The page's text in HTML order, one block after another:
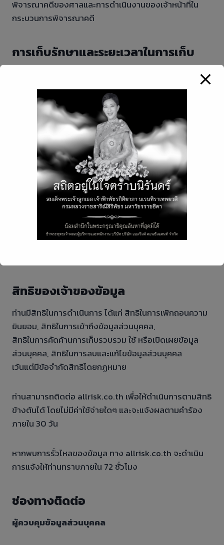
พิจารณาคดีของศาลและการดำเนินงานของเจ้าหน้าที่ใน
กระบวนการพิจารณาคดี
การเก็บรักษาและระยะเวลาในการเก็บ
รักษาข้อมูลส่วนบุคคล
allrisk.co.th ตระหนักถึงความสำคัญของการรักษาความ
ปลอดภัยของข้อมูลส่วนบุคคลของท่าน allrisk.co.th
จึงกำหนดให้มีมาตรการในการรักษาความมั่นคงปลอดภัย
ของข้อมูลส่วนบุคคลอย่างเหมาะสมและสอดคล้องกับการ
รักษาความลับ
และป้องกันการเข้าถึง ทำลาย ใช้ แปลง แก้ไข หรือเปิดเผย
ข้อมูลส่วนบุคคล โดยไม่มีสิทธิหรือโดยไม่ชอบด้วยกฏหมาย
โดยมีระยะเวลาการจัดเก็บข้อมูลส่วนบุคคลตลอดระยะเวลา
การใช้งาน allrisk.co.th เพื่อให้ระบบทำงานได้โดยสมบูรณ์
ทั้งนี้เมื่อพ้นระยะเวลาการเก็บรักษา และไม่มีเหตุให้ต้องเก็บ
รักษาข้อมูลส่วนบุคคลนั้นต่อไป บริษัทฯ
สิทธิของเจ้าของข้อมูล
ท่านมีสิทธิในการดำเนินการ ได้แก่ สิทธิในการเพิกถอนความ
ยินยอม, สิทธิในการเข้าถึงข้อมูลส่วนบุคคล,
สิทธิในการคัดค้านการเก็บรวบรวม ใช้ หรือเปิดเผยข้อมูล
ส่วนบุคคล, สิทธิในการลบและแก้ไขข้อมูลส่วนบุคคล
เว้นแต่มีข้อจำกัดสิทธิโดยกฏหมาย
ท่านสามารถติดต่อ allrisk.co.th เพื่อให้ดำเนินการตามสิทธิ
ข้างต้นได้ โดยไม่มีค่าใช้จ่ายใดๆ และจะแจ้งผลตามคำร้อง
ภายใน 30 วัน
หากพบการรั่วไหลของข้อมูล ทาง allrisk.co.th จะดำเนิน
การแจ้งให้ท่านทราบภายใน 72 ชั่วโมง
ช่องทางติดต่อ
ผู้ควบคุมข้อมูลส่วนบุคคล
This will close in